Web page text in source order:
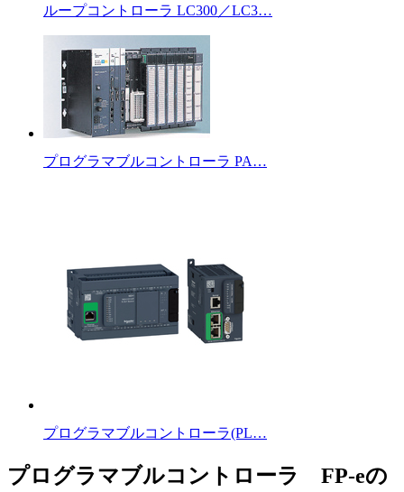
ループコントローラ LC300／LC3…
プログラマブルコントローラ PA…
プログラマブルコントローラ(PL…
プログラマブルコントローラ FP-eの